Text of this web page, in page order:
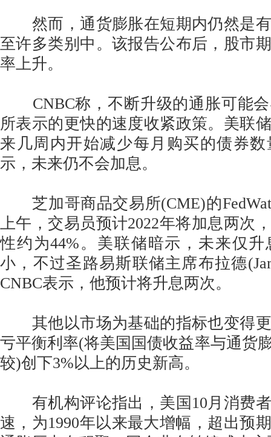
然而，通货膨胀在短期内仍然是有
至许多类别中。该报告公布后，股市
率上升。
CNBC称，不断升级的通胀可能会
所表示的更快的速度收紧政策。美联
来几周内开始减少每月购买的债券
示，未来仍不会加息。
芝加哥商品交易所(CME)的
上午，交易员预计2022年将加息两次
性约为44%。美联储暗示，未来仅
小，不过圣路易斯联储主席布拉德
CNBC表示，他预计将升息两次。
其他以市场为基础的指标也变得更
亏平衡利率(将美国国债收益率与通货
较)创下3%以上的历史新高。
有机构评论指出，美国10月消费者
速，为1990年以来最大增幅，超出预